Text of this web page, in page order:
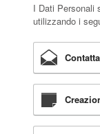
I Dati Personali
utilizzando i